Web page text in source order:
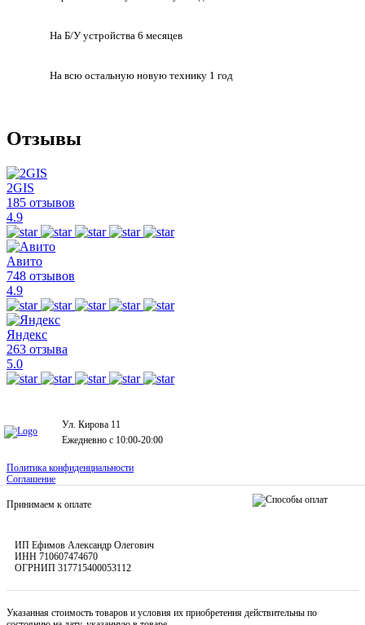
На Б/У устройства 6 месяцев
На всю остальную новую технику 1 год
Отзывы
2GIS
185 отзывов
4.9
Авито
748 отзывов
4.9
Яндекс
263 отзыва
5.0
Ул. Кирова 11
Ежедневно с 10:00-20:00
Политика конфиденциальности
Соглашение
Принимаем к оплате
ИП Ефимов Александр Олегович
ИНН 710607474670
ОГРНИП 317715400053112
Указанная стоимость товаров и условия их приобретения действительны по